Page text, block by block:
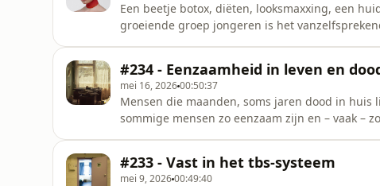
Een beetje botox, diëten, looksmaxxing, een
groeiende groep jongeren is het
van de schoonhei
#234 - Eenzaamheid in leven en
mei 16, 202600:50:37
Mensen die maanden, soms jaren dood in
sommige mensen zo eenzaam zijn en – vaak –
geven. In 'De publieke trib
#233 - Vast in het tbs-systeem
mei 9, 202600:49:40